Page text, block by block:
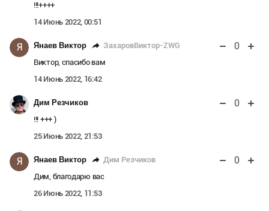
!!!++++
14 Июнь 2022, 00:51
Я Янаев Виктор ЗахаровВиктор-ZWG 0
Виктор, спасибо вам
14 Июнь 2022, 16:42
Дим Резчиков 0
!!! +++ )
25 Июнь 2022, 21:53
Я Янаев Виктор Дим Резчиков 0
Дим, благодарю вас
26 Июнь 2022, 11:53